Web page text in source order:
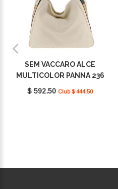
SEM VACCARO ALCE
MULTICOLOR PANNA 236
$ 592.50 Club $ 444.50